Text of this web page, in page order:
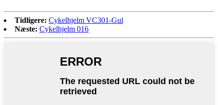
Tidligere: Cykelhjelm VC301-Gul
Næste: Cykelhjelm 016